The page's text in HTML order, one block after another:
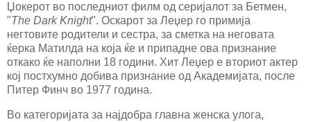
Џокерот во последниот филм од серијалот за Бетмен,
"The Dark Knight". Оскарот за Леџер го примија
негтовите родители и сестра, за сметка на неговата
ќерка Матилда на која ќе и припадне ова признание
откако ќе наполни 18 години. Хит Леџер е вториот актер
кој постхумно добива признание од Академијата, после
Питер Финч во 1977 година.
Во категоријата за најдобра главна женска улога,